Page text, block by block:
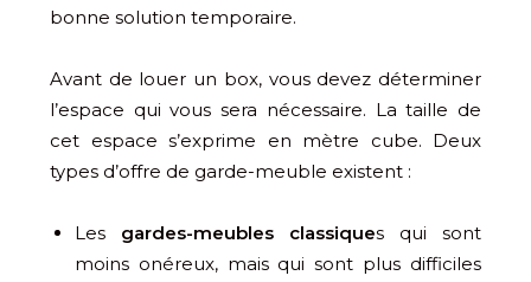
bonne solution temporaire.
Avant de louer un box, vous devez déterminer
l’espace qui vous sera nécessaire. La taille de
cet espace s’exprime en mètre cube. Deux
types d’offre de garde-meuble existent :
Les gardes-meubles classiques qui sont
moins onéreux, mais qui sont plus difficiles